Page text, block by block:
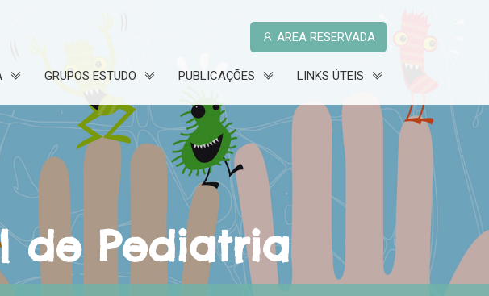
AREA RESERVADA
GRUPOS ESTUDO PUBLICAÇÕES LINKS ÚTEIS
de Pediatria